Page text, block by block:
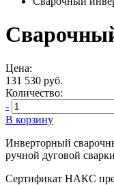
Цена:
131 530 руб.
Количество:
-
В корзину
Инверторный
ручной дуговой
Сертификат НАКС